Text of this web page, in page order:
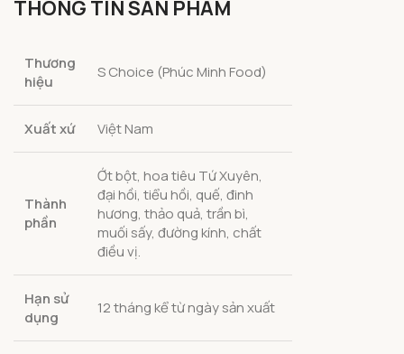
THÔNG TIN SẢN PHẨM
Thương
hiệu
S Choice (Phúc Minh Food)
Xuất xứ Việt Nam
Thành
phần
Ớt bột, hoa tiêu Tứ Xuyên,
đại hồi, tiểu hồi, quế, đinh
hương, thảo quả, trần bì,
muối sấy, đường kính, chất
điều vị.
Hạn sử
dụng
12 tháng kể từ ngày sản xuất